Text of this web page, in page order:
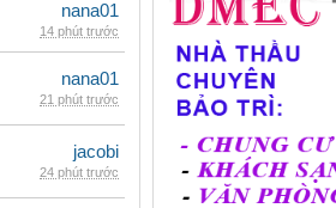
nana01
14 phút trước
nana01
21 phút trước
jacobi
24 phút trước